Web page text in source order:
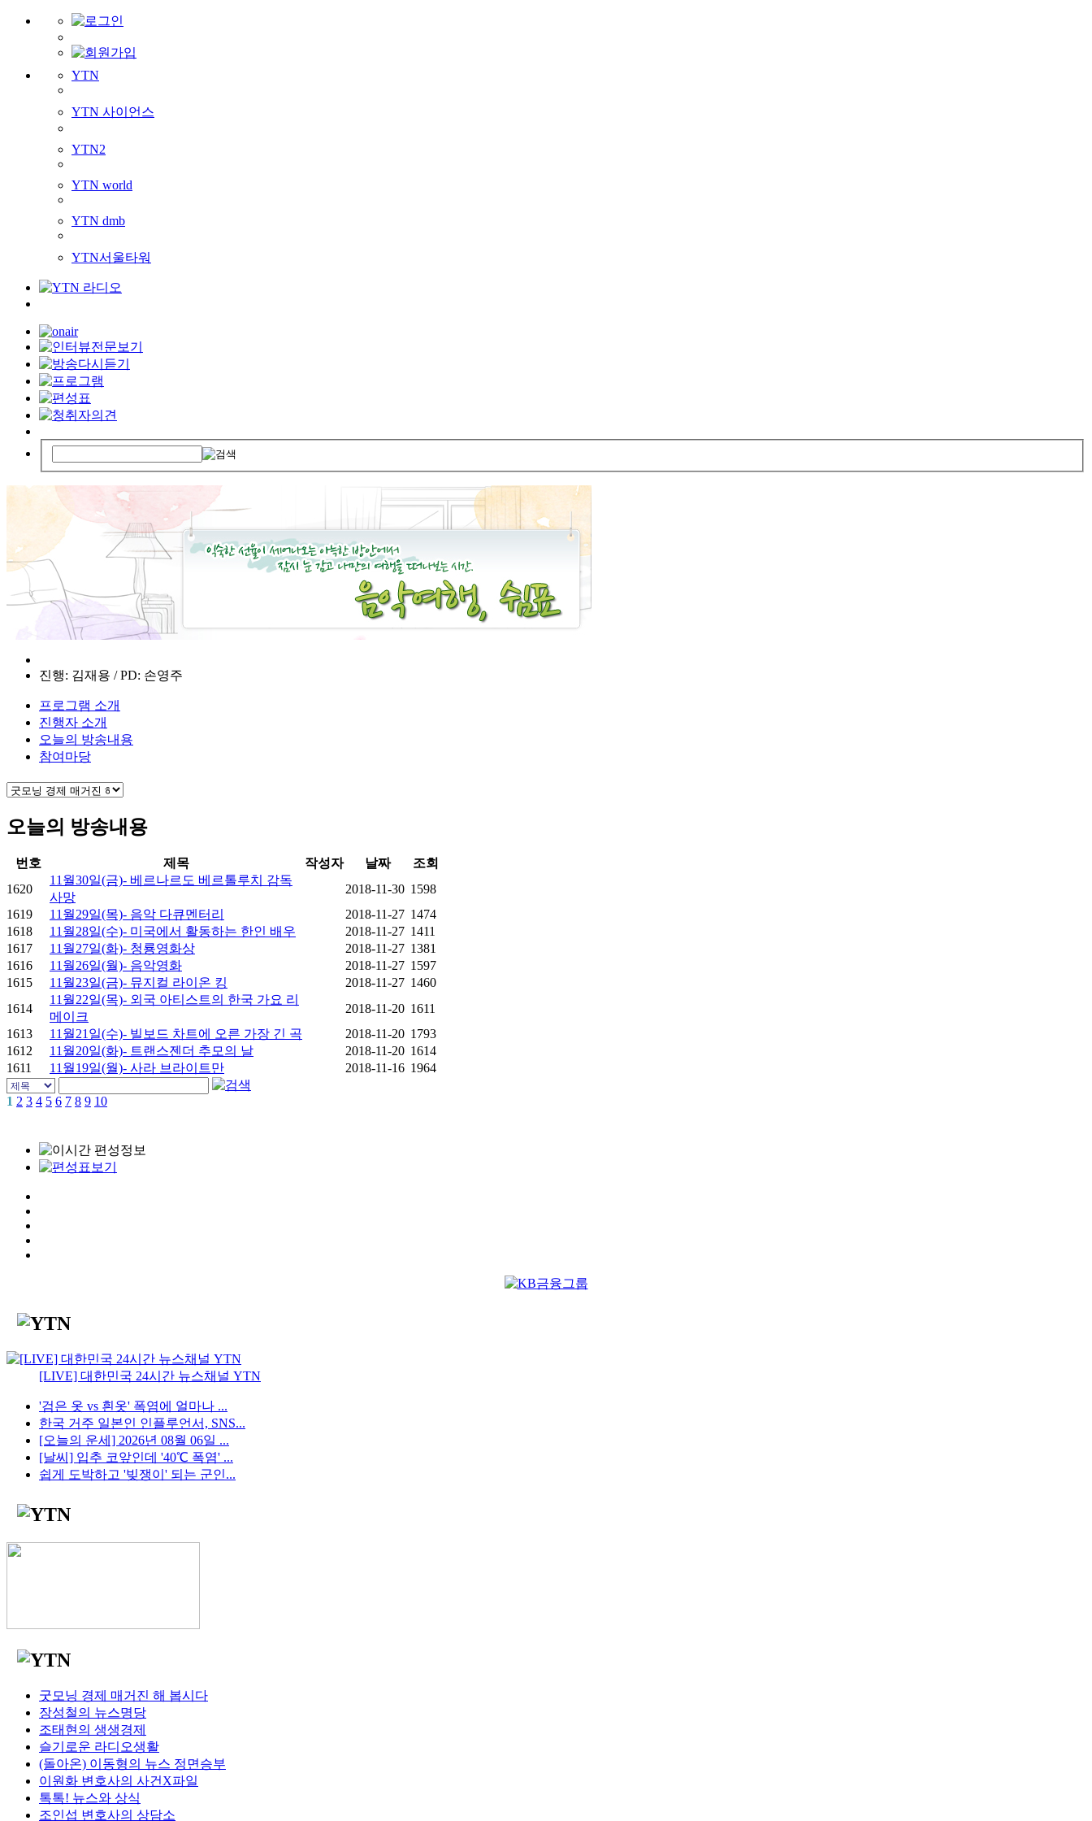
YTN
YTN 사이언스
YTN2
YTN world
YTN dmb
YTN서울타워
진행: 김재용 / PD: 손영주
프로그램 소개
진행자 소개
오늘의 방송내용
참여마당
오늘의 방송내용
번호 제목 작성자 날짜
조회
1620
11월30일(금)- 베르나르도 베르톨루치 감독
사망
2018-11-30 1598
1619
11월29일(목)- 음악 다큐멘터리 2018-11-27 1474
1618
11월28일(수)- 미국에서 활동하는 한인 배우 2018-11-27 1411
1617
11월27일(화)- 청룡영화상 2018-11-27 1381
1616
11월26일(월)- 음악영화 2018-11-27 1597
1615
11월23일(금)- 뮤지컬 라이온 킹 2018-11-27 1460
1614
11월22일(목)- 외국 아티스트의 한국 가요 리
메이크
2018-11-20 1611
1613
11월21일(수)- 빌보드 차트에 오른 가장 긴 곡 2018-11-20 1793
1612
11월20일(화)- 트랜스젠더 추모의 날 2018-11-20 1614
1611
11월19일(월)- 사라 브라이트만 2018-11-16 1964
1 2 3 4 5 6 7 8 9 10
[LIVE] 대한민국 24시간 뉴스채널 YTN
'검은 옷 vs 흰옷' 폭염에 얼마나 ...
한국 거주 일본인 인플루언서, SNS...
[오늘의 운세] 2026년 08월 06일 ...
[날씨] 입추 코앞인데 '40℃ 폭염' ...
쉽게 도박하고 '빚쟁이' 되는 군인...
굿모닝 경제 매거진 해 봅시다
장성철의 뉴스명당
조태현의 생생경제
슬기로운 라디오생활
(돌아온) 이동형의 뉴스 정면승부
이원화 변호사의 사건X파일
톡톡! 뉴스와 상식
조인섭 변호사의 상담소